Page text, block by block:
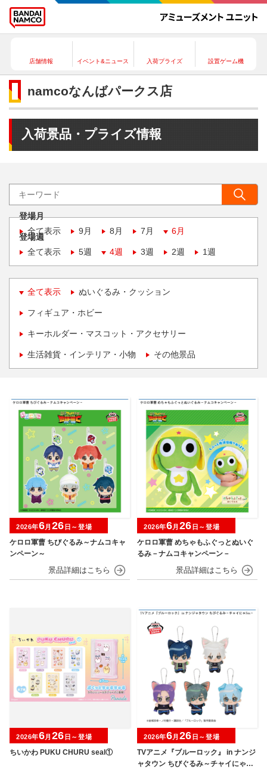
店舗情報 イベント&ニュース 入荷プライズ 設置ゲーム機
namcoなんばパークス店
入荷景品・プライズ情報
登場月
全て表示
9月 8月 7月 6月
登場週
全て表示
5週 4週 3週 2週 1週
全て表示 ぬいぐるみ・クッション
フィギュア・ホビー
キーホルダー・マスコット・アクセサリー
生活雑貨・インテリア・小物 その他景品
ケロロ軍曹 ちびぐるみ～ナムコキャ
ンペーン～
2026年6月 26 日～登場
ケロロ軍曹 めちゃもふぐっとぬいぐ
るみ－ナムコキャンペーン－
2026年6月 26 日～登場
ちいかわ PUKU CHURU seal①
2026年6月 26 日～登場
TVアニメ『ブルーロック』 in ナンジ
ャタウン ちびぐるみ～チャイにゃFe
2026年6月 26 日～登場